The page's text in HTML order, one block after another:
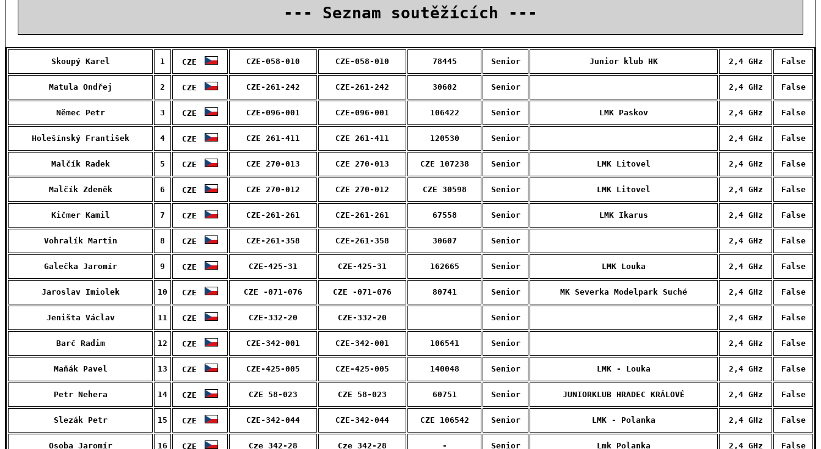
--- Seznam soutěžících ---
Skoupý Karel 1 CZE CZE-058-010 CZE-058-010 78445 Senior Junior klub HK 2,4 GHz False
Matula Ondřej 2 CZE CZE-261-242 CZE-261-242 30602 Senior 2,4 GHz False
Němec Petr 3 CZE CZE-096-001 CZE-096-001 106422 Senior LMK Paskov 2,4 GHz False
Holešínský František 4 CZE CZE 261-411 CZE 261-411 120530 Senior 2,4 GHz False
Malčík Radek 5 CZE CZE 270-013 CZE 270-013 CZE 107238 Senior LMK Litovel 2,4 GHz False
Malčík Zdeněk 6 CZE CZE 270-012 CZE 270-012 CZE 30598 Senior LMK Litovel 2,4 GHz False
Kičmer Kamil 7 CZE CZE-261-261 CZE-261-261 67558 Senior LMK Ikarus 2,4 GHz False
Vohralík Martin 8 CZE CZE-261-358 CZE-261-358 30607 Senior 2,4 GHz False
Galečka Jaromír 9 CZE CZE-425-31 CZE-425-31 162665 Senior LMK Louka 2,4 GHz False
Jaroslav Imiolek 10 CZE CZE -071-076 CZE -071-076 80741 Senior MK Severka Modelpark Suché 2,4 GHz False
Jeništa Václav 11 CZE CZE-332-20 CZE-332-20 Senior 2,4 GHz False
Barč Radim 12 CZE CZE-342-001 CZE-342-001 106541 Senior 2,4 GHz False
Maňák Pavel 13 CZE CZE-425-005 CZE-425-005 140048 Senior LMK - Louka 2,4 GHz False
Petr Nehera 14 CZE CZE 58-023 CZE 58-023 60751 Senior JUNIORKLUB HRADEC KRÁLOVÉ 2,4 GHz False
Slezák Petr 15 CZE CZE-342-044 CZE-342-044 CZE 106542 Senior LMK - Polanka 2,4 GHz False
Osoba Jaromír 16 CZE Cze 342-28 Cze 342-28 - Senior Lmk Polanka 2,4 GHz False